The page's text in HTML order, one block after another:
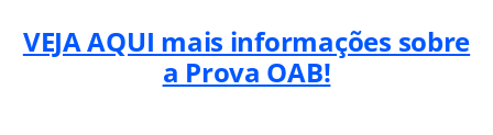
VEJA AQUI mais informações sobre
a Prova OAB!